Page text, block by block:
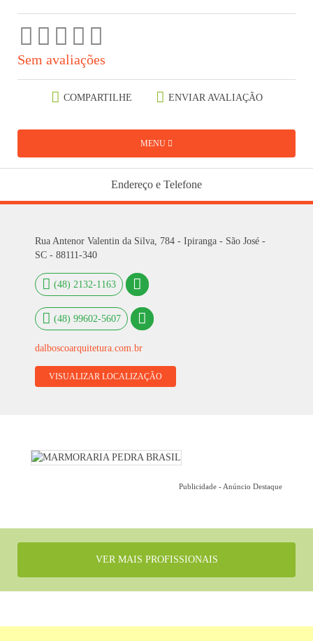
Sem avaliações
COMPARTILHE ENVIAR AVALIAÇÃO
MENU
Endereço e Telefone
Rua Antenor Valentin da Silva, 784 - Ipiranga - São José -
SC - 88111-340
(48) 2132-1163
(48) 99602-5607
dalboscoarquitetura.com.br
VISUALIZAR LOCALIZAÇÃO
Publicidade - Anúncio Destaque
VER MAIS PROFISSIONAIS